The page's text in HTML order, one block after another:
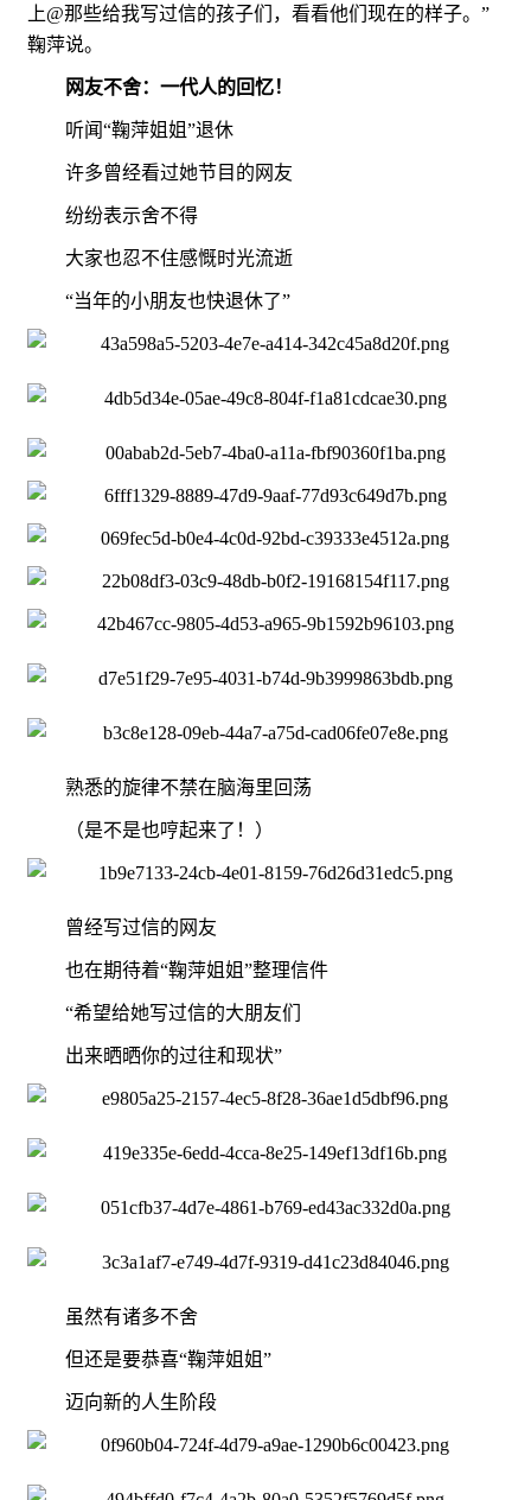
上@那些给我写过信的孩子们，看看他们现在的样子。”
鞠萍说。
网友不舍：一代人的回忆！
听闻“鞠萍姐姐”退休
许多曾经看过她节目的网友
纷纷表示舍不得
大家也忍不住感慨时光流逝
“当年的小朋友也快退休了”
熟悉的旋律不禁在脑海里回荡
（是不是也哼起来了！）
曾经写过信的网友
也在期待着“鞠萍姐姐”整理信件
“希望给她写过信的大朋友们
出来晒晒你的过往和现状”
虽然有诸多不舍
但还是要恭喜“鞠萍姐姐”
迈向新的人生阶段